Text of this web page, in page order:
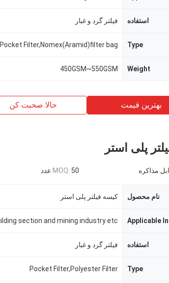
استفاده فیلتر گرد و غبار
Type
Pocket Filter,Nomex(Aramid)filter bag
Weight
450GSM~550GSM
بهترین قیمت حالا صحبت کن
پلی استر
مذاکره MOQ: 50 عدد
نام محصول کیسه فیلتر پلی استر
Applicable
استفاده فیلتر گرد و غبار
Type
Pocket Filter,Polyester Filter